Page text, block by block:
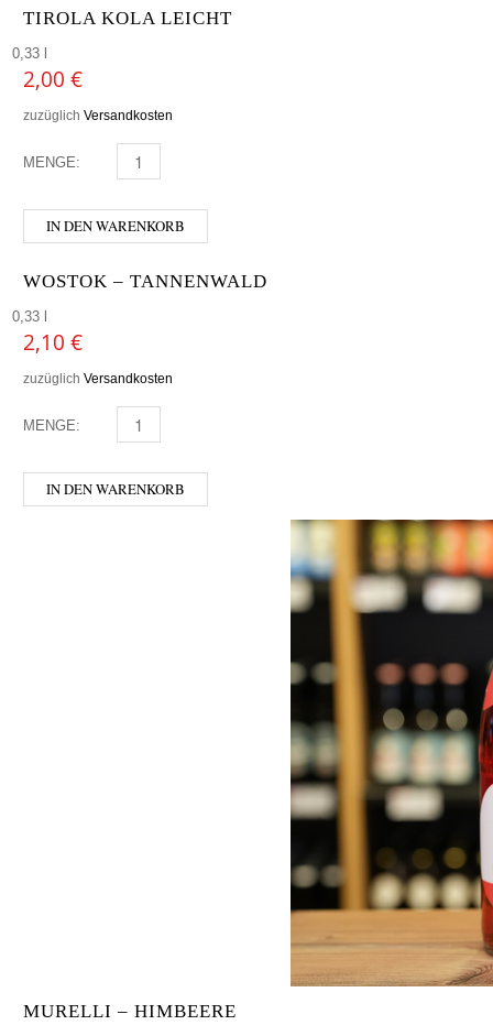
TIROLA KOLA LEICHT
0,33 l
2,00 €
zuzüglich Versandkosten
MENGE: TIROLA KOLA LEICHT MENGE
IN DEN WARENKORB
WOSTOK – TANNENWALD
0,33 l
2,10 €
zuzüglich Versandkosten
MENGE: WOSTOK - TANNENWALD MENGE
IN DEN WARENKORB
MURELLI – HIMBEERE